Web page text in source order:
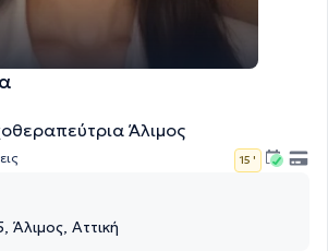
Άλιμος
15 '
Αττική